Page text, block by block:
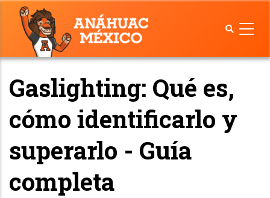
Pasar
contenido
principal
Gaslighting: Qué es,
cómo identificarlo y
superarlo - Guía
completa